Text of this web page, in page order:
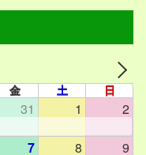
金 土 日
31 1 2
7 8 9